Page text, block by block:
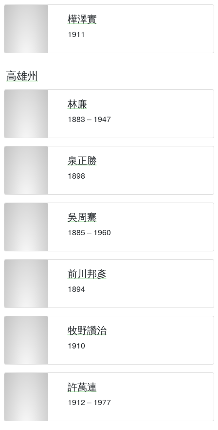
樺澤實
1911
高雄州
林廉
1883 – 1947
泉正勝
1898
吳周騫
1885 – 1960
前川邦彥
1894
牧野讚治
1910
許萬連
1912 – 1977